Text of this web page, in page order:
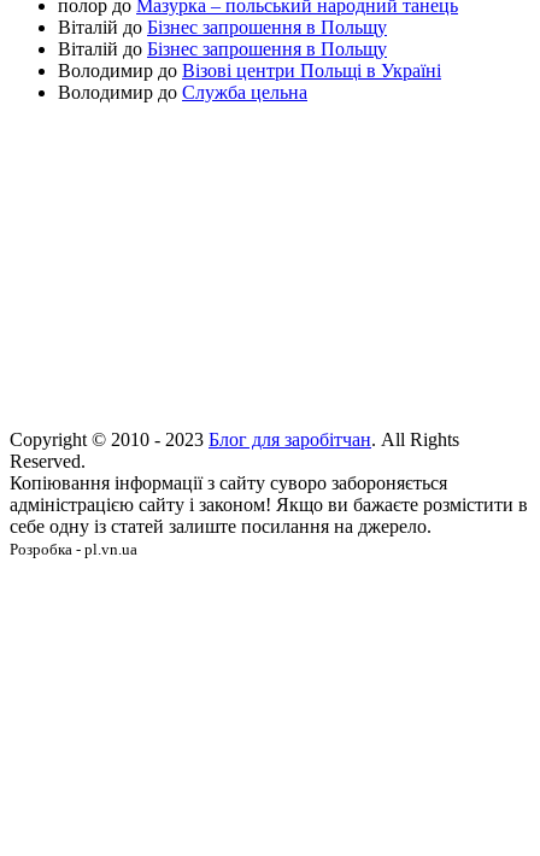
полор до Мазурка – польський народний танець
Віталій до Бізнес запрошення в Польщу
Віталій до Бізнес запрошення в Польщу
Володимир до Візові центри Польщі в Україні
Володимир до Служба цельна
Copyright © 2010 - 2023 Блог для заробітчан. All Rights
Reserved.
Копіювання інформації з сайту суворо забороняється
адміністрацією сайту і законом! Якщо ви бажаєте розмістити в
себе одну із статей залиште посилання на джерело.
Розробка - pl.vn.ua